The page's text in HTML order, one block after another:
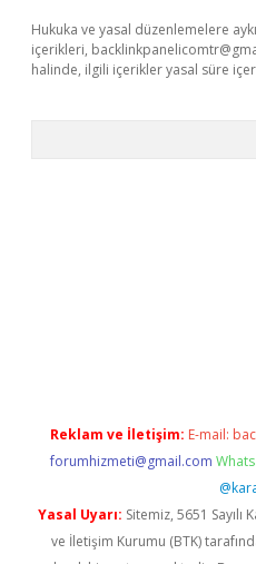
Hukuka ve yasal düzenlemelere
içerikleri,
halinde, ilgili içerikler yasal süre
Reklam ve İletişim: E-mail:
forumhizmeti@gmail.com
Yasal Uyarı: Sitemiz, 5651
ve İletişim Kurumu (BTK)